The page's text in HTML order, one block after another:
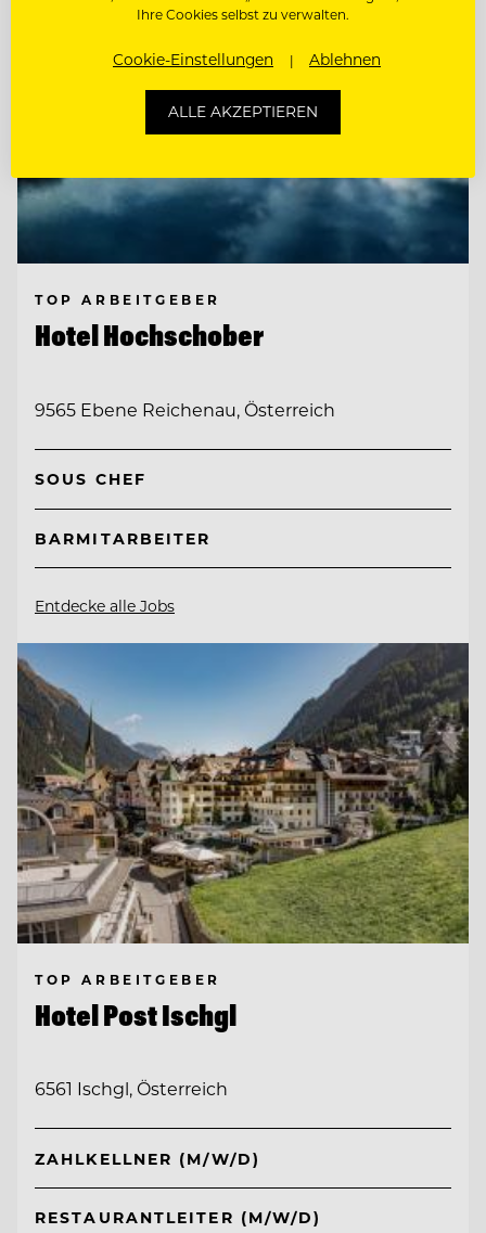
TOP ARBEITGEBER
Hotel Hochschober
9565 Ebene Reichenau, Österreich
SOUS CHEF
BARMITARBEITER
Entdecke alle Jobs
TOP ARBEITGEBER
Hotel Post Ischgl
6561 Ischgl, Österreich
ZAHLKELLNER (M/W/D)
RESTAURANTLEITER (M/W/D)
Ihre Cookies selbst zu verwalten.
Cookie-Einstellungen Ablehnen
ALLE AKZEPTIEREN